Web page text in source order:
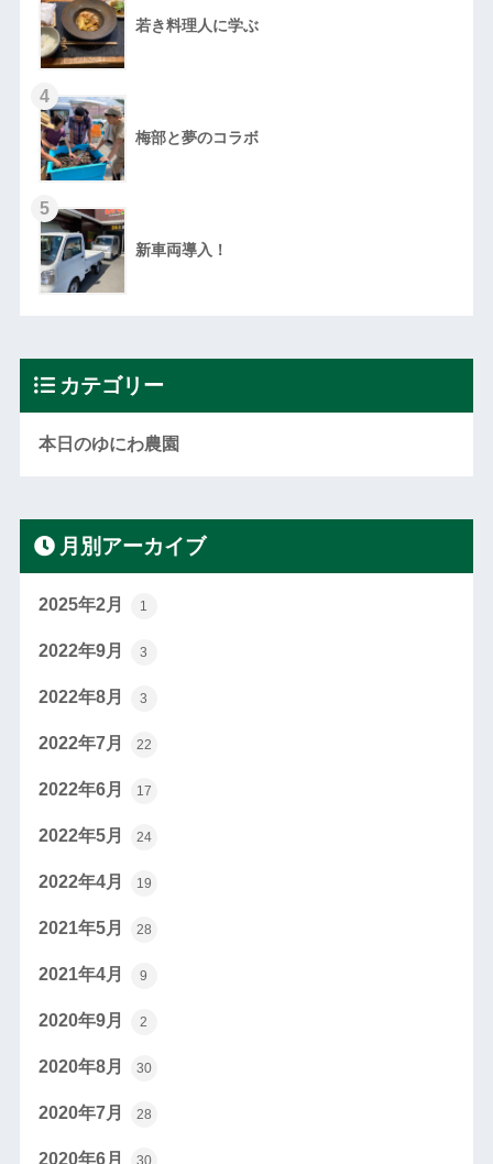
若き料理人に学ぶ
4
梅部と夢のコラボ
5
新車両導入！
カテゴリー
本日のゆにわ農園
月別アーカイブ
2025年2月 1
2022年9月 3
2022年8月 3
2022年7月 22
2022年6月 17
2022年5月 24
2022年4月 19
2021年5月 28
2021年4月 9
2020年9月 2
2020年8月 30
2020年7月 28
2020年6月 30